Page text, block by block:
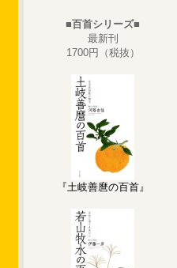
■百首シリーズ■
最新刊
1700円（税抜）
『土岐善麿の百首』